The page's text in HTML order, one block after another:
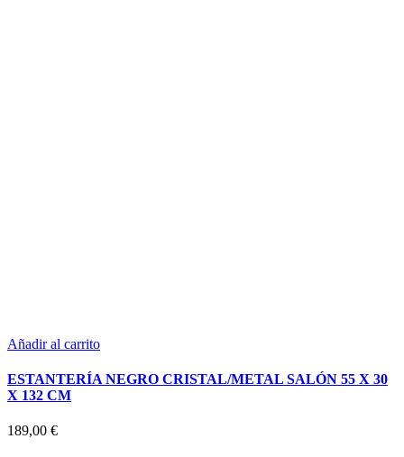
Añadir al carrito
ESTANTERÍA NEGRO CRISTAL/METAL SALÓN 55 X 30
X 132 CM
189,00 €